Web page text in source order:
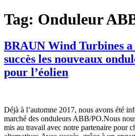
Tag: Onduleur
BRAUN Wind Turbines a
succès les nouveaux
pour l’éolien
Déjà à l’automne 2017, nous avons été
marché des onduleurs ABB/PO.Nous
mis au travail avec notre partenaire pour